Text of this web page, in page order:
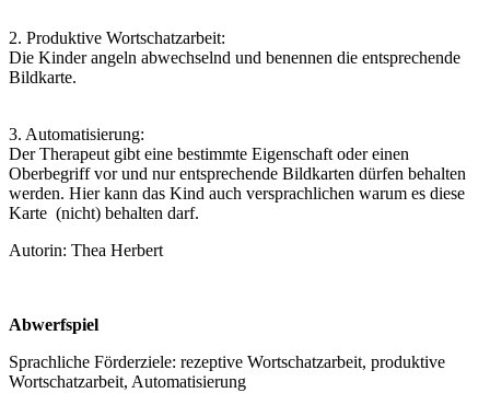
2. Produktive Wortschatzarbeit:
Die Kinder angeln abwechselnd und benennen die entsprechende
Bildkarte.
3. Automatisierung:
Der Therapeut gibt eine bestimmte Eigenschaft oder einen
Oberbegriff vor und nur entsprechende Bildkarten dürfen behalten
werden. Hier kann das Kind auch versprachlichen warum es diese
Karte (nicht) behalten darf.
Autorin: Thea Herbert
Abwerfspiel
Sprachliche Förderziele: rezeptive Wortschatzarbeit, produktive
Wortschatzarbeit, Automatisierung